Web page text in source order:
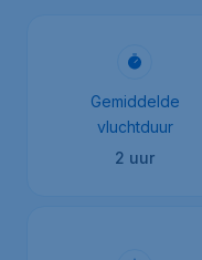
Gemiddelde
vluchtduur
2 uur